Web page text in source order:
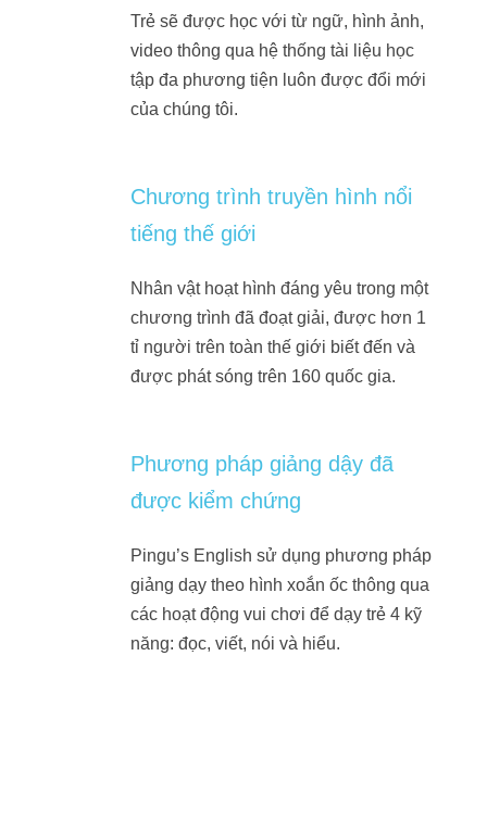
Trẻ sẽ được học với từ ngữ, hình ảnh,
video thông qua hệ thống tài liệu học
tập đa phương tiện luôn được đổi mới
của chúng tôi.
Chương trình truyền hình nổi
tiếng thế giới
Nhân vật hoạt hình đáng yêu trong một
chương trình đã đoạt giải, được hơn 1
tỉ người trên toàn thế giới biết đến và
được phát sóng trên 160 quốc gia.
Phương pháp giảng dậy đã
được kiểm chứng
Pingu’s English sử dụng phương pháp
giảng dạy theo hình xoắn ốc thông qua
các hoạt động vui chơi để dạy trẻ 4 kỹ
năng: đọc, viết, nói và hiểu.